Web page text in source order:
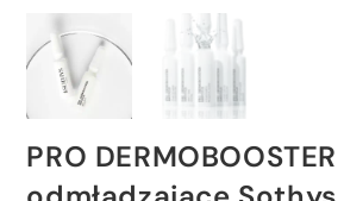
PRO